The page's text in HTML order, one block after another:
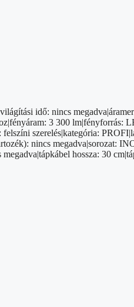
idő: nincs
3 300 lm|fényforrás:
szerelés|kategória:
nincs megadva|sorozat:
hossza: 30